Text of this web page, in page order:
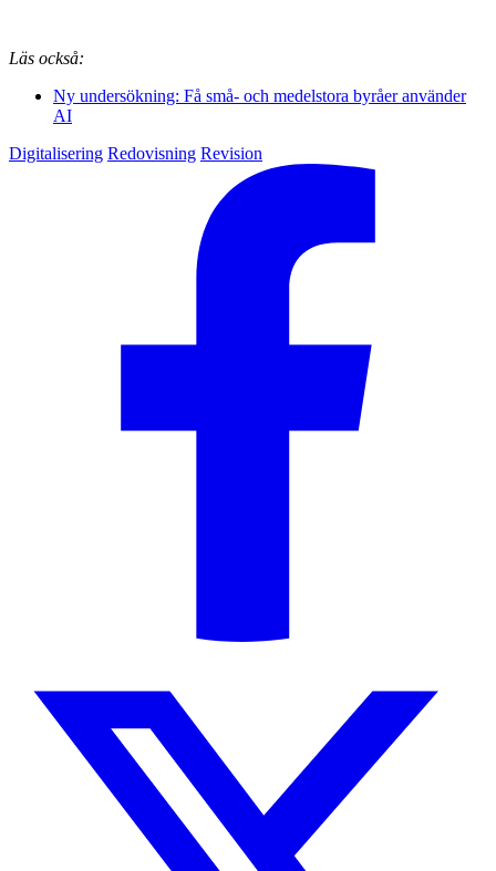
Läs också:
Ny undersökning: Få små- och medelstora byråer använder
AI
Digitalisering Redovisning Revision